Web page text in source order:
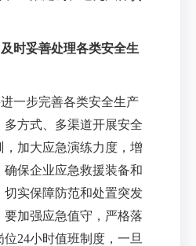
时妥善处理各类安全生
一步完善各类安全生产
方式、多渠道开展安全
加大应急演练力度，增
保企业应急救援装备和
切实保障防范和处置突发
加强应急值守，严格落
位24小时值班制度，一旦